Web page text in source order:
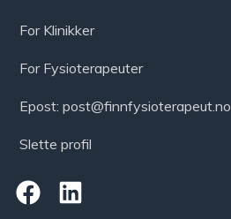
For Klinikker
For Fysioterapeuter
Epost: post@finnfysioterapeut.no
Slette profil